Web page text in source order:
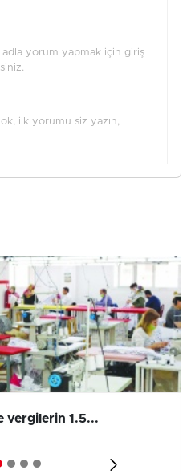
adla yorum yapmak için giriş
ilk yorumu siz yazın,
vergilerin 1.5...